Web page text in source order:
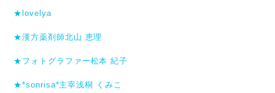
★lovelya
★漢方薬剤師北山 恵理
★フォトグラファー松本 紀子
★*sonrisa*主宰浅桐 くみこ